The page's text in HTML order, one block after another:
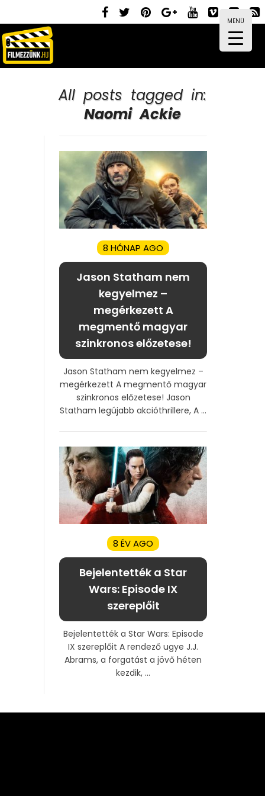
MENÜ
All posts tagged in:
Naomi Ackie
8 HÓNAP AGO
Jason Statham nem
kegyelmez –
megérkezett A
megmentő magyar
szinkronos előzetese!
Jason Statham nem kegyelmez –
megérkezett A megmentő magyar
szinkronos előzetese! Jason
Statham legújabb akcióthrillere, A ...
8 ÉV AGO
Bejelentették a Star
Wars: Episode IX
szereplőit
Bejelentették a Star Wars: Episode
IX szereplőit A rendező ugye J.J.
Abrams, a forgatást a jövő héten
kezdik, ...